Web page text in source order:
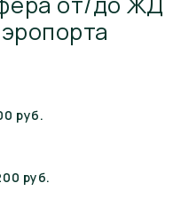
руб.
руб.